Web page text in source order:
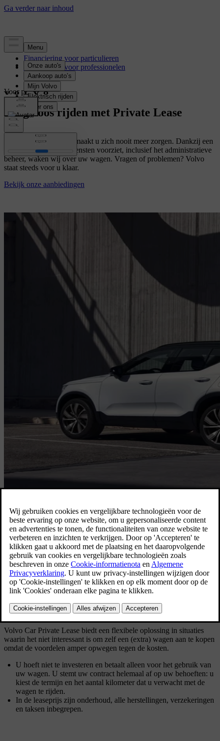
Financiering voor particulieren
Financiering voor professionelen
Voor particulieren
Zorgeloos rijden met Private Lease
Met een Private Lease maakt u zich nooit meer zorgen. Dankzij een
leaseformule die alle diensten voorziet, inclusief het administratieve
beheer, waken wij over uw wagen. Vragen of problemen? Volvo
staat steeds voor u klaar.
Bekijk onze aanbiedingen
All-in-one formule
Rijdt u weinig? Of net heel veel? Verkiest u een kort contract, of net
een langere overeenkomst? U bepaalt. Kies uw servicepakket en
opties, teken uw contract en geniet van het leven achter het stuur
van uw nieuwe Volvo.
Contacteer uw verdeler
Belangrijkste voordelen
Volvo Car Private Lease biedt een flexibele oplossing in situaties
waarin het niet interessant is om zelf een (extra) wagen aan te kopen
omdat de voordelen amper opwegen tegen de kosten.
U hoeft niet te investeren en betaalt alleen voor het gebruik van
uw wagen. U stemt uw contract helemaal af op uw behoeften: u
kiest de termijn en het aantal kilometer dat u verwacht met de
wagen te rijden.
In de leaseprijs zijn onderhoud, alle herstellingen, verzekeringen
en taksen inbegrepen.